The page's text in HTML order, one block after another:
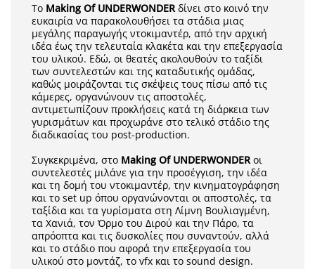
Το Making Οf UNDERWONDER δίνει στο κοινό την
ευκαιρία να παρακολουθήσει τα στάδια μιας
μεγάλης παραγωγής ντοκιμαντέρ, από την αρχική
ιδέα έως την τελευταία κλακέτα και την επεξεργασία
του υλικού. Εδώ, οι θεατές ακολουθούν το ταξίδι
των συντελεστών και της καταδυτικής ομάδας,
καθώς μοιράζονται τις σκέψεις τους πίσω από τις
κάμερες, οργανώνουν τις αποστολές,
αντιμετωπίζουν προκλήσεις κατά τη διάρκεια των
γυρισμάτων και προχωράνε στo τελικό στάδιο της
διαδικασίας του post-production.
Συγκεκριμένα, στο Making Οf UNDERWONDERοι
συντελεστές μιλάνε για την προσέγγιση, την ιδέα
και τη δομή του ντοκιμαντέρ, την κινηματογράφηση
και το set up όπου οργανώνονται οι αποστολές, τα
ταξίδια και τα γυρίσματα στη Λίμνη Βουλιαγμένη,
τα Χανιά, τον Όρμο του Διρού και την Πάρο, τα
απρόοπτα και τις δυσκολίες που συναντούν, αλλά
και το στάδιο που αφορά την επεξεργασία του
υλικού στο μοντάζ, το vfx και το sound design.